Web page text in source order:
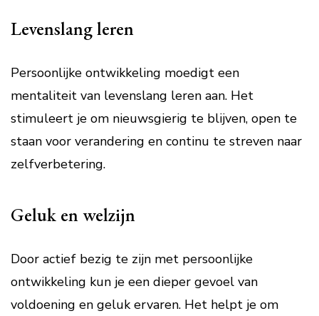
Levenslang leren
Persoonlijke ontwikkeling moedigt een
mentaliteit van levenslang leren aan. Het
stimuleert je om nieuwsgierig te blijven, open te
staan voor verandering en continu te streven naar
zelfverbetering.
Geluk en welzijn
Door actief bezig te zijn met persoonlijke
ontwikkeling kun je een dieper gevoel van
voldoening en geluk ervaren. Het helpt je om